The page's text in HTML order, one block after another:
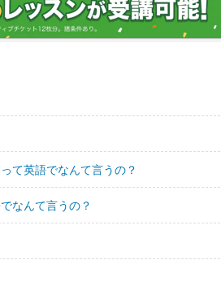
て英語でなんて言うの？
なんて言うの？